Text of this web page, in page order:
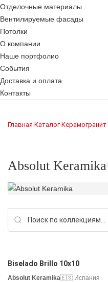
Отделочные материалы
Вентилируемые фасады
Потолки
О компании
Наше портфолио
События
Доставка и оплата
Контакты
Главная›Каталог›Керамогранит›
Absolut Keramika
Biselado Brillo 10х10
Absolut Keramika🇪🇸 Испания